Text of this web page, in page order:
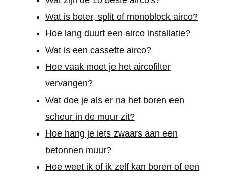
Wat is beter, split of monoblock airco?
Hoe lang duurt een airco installatie?
Wat is een cassette airco?
Hoe vaak moet je het aircofilter
vervangen?
Wat doe je als er na het boren een
scheur in de muur zit?
Hoe hang je iets zwaars aan een
betonnen muur?
Hoe weet ik of ik zelf kan boren of een